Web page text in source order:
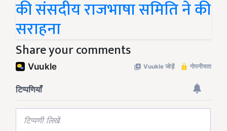
की संसदीय राजभाषा समिति ने की
सराहना
Share your comments